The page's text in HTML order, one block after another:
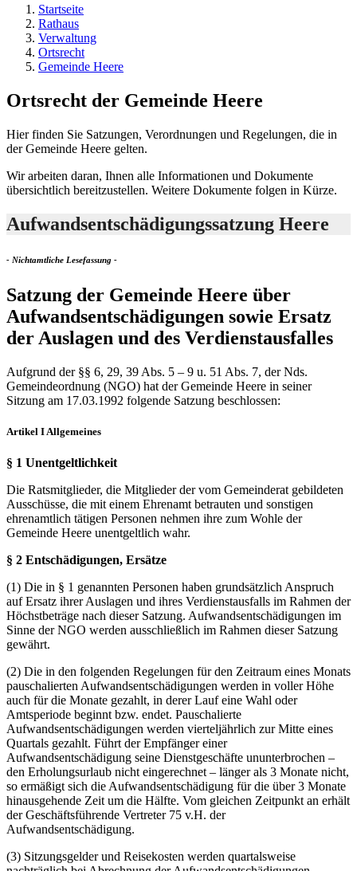
Startseite
Rathaus
Verwaltung
Ortsrecht
Gemeinde Heere
Ortsrecht der Gemeinde Heere
Hier finden Sie Satzungen, Verordnungen und Regelungen, die in
der Gemeinde Heere gelten.
Wir arbeiten daran, Ihnen alle Informationen und Dokumente
übersichtlich bereitzustellen. Weitere Dokumente folgen in Kürze.
Aufwandsentschädigungssatzung Heere
- Nichtamtliche Lesefassung -
Satzung der Gemeinde Heere über
Aufwandsentschädigungen sowie Ersatz
der Auslagen und des Verdienstausfalles
Aufgrund der §§ 6, 29, 39 Abs. 5 – 9 u. 51 Abs. 7, der Nds.
Gemeindeordnung (NGO) hat der Gemeinde Heere in seiner
Sitzung am 17.03.1992 folgende Satzung beschlossen:
Artikel I Allgemeines
§ 1 Unentgeltlichkeit
Die Ratsmitglieder, die Mitglieder der vom Gemeinderat gebildeten
Ausschüsse, die mit einem Ehrenamt betrauten und sonstigen
ehrenamtlich tätigen Personen nehmen ihre zum Wohle der
Gemeinde Heere unentgeltlich wahr.
§ 2 Entschädigungen, Ersätze
(1) Die in § 1 genannten Personen haben grundsätzlich Anspruch
auf Ersatz ihrer Auslagen und ihres Verdienstausfalls im Rahmen der
Höchstbeträge nach dieser Satzung. Aufwandsentschädigungen im
Sinne der NGO werden ausschließlich im Rahmen dieser Satzung
gewährt.
(2) Die in den folgenden Regelungen für den Zeitraum eines Monats
pauschalierten Aufwandsentschädigungen werden in voller Höhe
auch für die Monate gezahlt, in derer Lauf eine Wahl oder
Amtsperiode beginnt bzw. endet. Pauschalierte
Aufwandsentschädigungen werden vierteljährlich zur Mitte eines
Quartals gezahlt. Führt der Empfänger einer
Aufwandsentschädigung seine Dienstgeschäfte ununterbrochen –
den Erholungsurlaub nicht eingerechnet – länger als 3 Monate nicht,
so ermäßigt sich die Aufwandsentschädigung für die über 3 Monate
hinausgehende Zeit um die Hälfte. Vom gleichen Zeitpunkt an erhält
der Geschäftsführende Vertreter 75 v.H. der
Aufwandsentschädigung.
(3) Sitzungsgelder und Reisekosten werden quartalsweise